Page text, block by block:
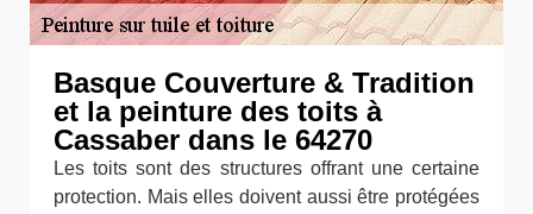
Basque Couverture & Tradition
et la peinture des toits à
Cassaber dans le 64270
Les toits sont des structures offrant une certaine
protection. Mais elles doivent aussi être protégées